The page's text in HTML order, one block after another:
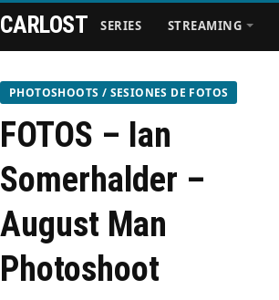
Series
Streaming
Recomendaciones
CARLOST SERIES STREAMING
PHOTOSHOOTS / SESIONES DE FOTOS
FOTOS – Ian
Somerhalder –
August Man
Photoshoot